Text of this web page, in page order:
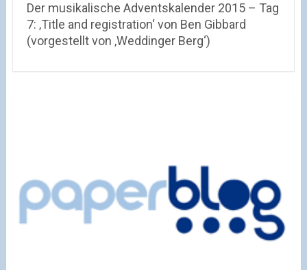
Der musikalische Adventskalender 2015 – Tag
7: ‚Title and registration‘ von Ben Gibbard
(vorgestellt von ‚Weddinger Berg‘)